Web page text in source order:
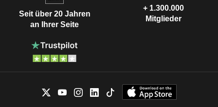
Seit über 20 Jahren
an Ihrer Seite
+ 1.300.000
Mitglieder